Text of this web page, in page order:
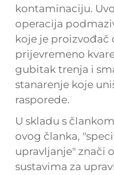
kontaminaciju.
operacija
koje je proizvođač
prijevremeno
gubitak trenja i
stanarenje koje
rasporede.
U skladu s
ovog članka,
upravljanje" znači
sustavima za